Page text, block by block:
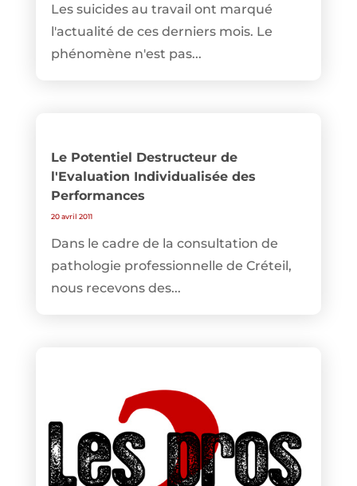
Les suicides au travail ont marqué
l'actualité de ces derniers mois. Le
phénomène n'est pas...
Le Potentiel Destructeur de
l'Evaluation Individualisée des
Performances
20 avril 2011
Dans le cadre de la consultation de
pathologie professionnelle de Créteil,
nous recevons des...